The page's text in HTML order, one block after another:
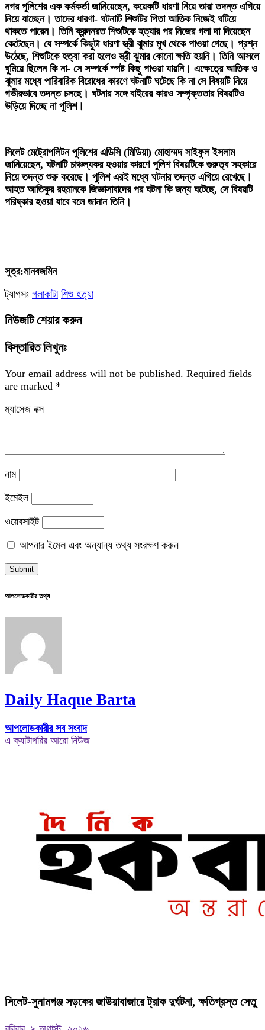
‎নগর পুলিশের এক কর্মকর্তা জানিয়েছেন, কয়েকটি ধারণা নিয়ে তারা তদন্ত এগিয়ে
নিয়ে যাচ্ছেন। তাদের ধারণা- ঘটনাটি শিশুটির পিতা আতিক নিজেই ঘটিয়ে
থাকতে পারেন। তিনি ক্রন্দনরত শিশুটিকে হত্যার পর নিজের গলা দা দিয়েছেন
কেটেছেন। যে সম্পর্কে কিছুটা ধারণা স্ত্রী ঝুমার মুখ থেকে পাওয়া গেছে। প্রশ্ন
উঠেছে, শিশুটিকে হত্যা করা হলেও স্ত্রী ঝুমার কোনো ক্ষতি হয়নি। তিনি আসলে
ঘুমিয়ে ছিলেন কি না- সে সম্পর্কে স্পষ্ট কিছু পাওয়া যায়নি। এক্ষেত্রে আতিক ও
ঝুমার মধ্যে পারিবারিক বিরোধের কারণে ঘটনাটি ঘটেছে কি না সে বিষয়টি নিয়ে
গভীরভাবে তদন্ত চলছে। ঘটনার সঙ্গে বাইরের কারও সম্পৃক্ততার বিষয়টিও
উড়িয়ে দিচ্ছে না পুলিশ।
‎সিলেট মেট্রোপলিটন পুলিশের এডিসি (মিডিয়া) মোহাম্মদ সাইফুল ইসলাম
জানিয়েছেন, ঘটনাটি চাঞ্চল্যকর হওয়ার কারণে পুলিশ বিষয়টিকে গুরুত্ব সহকারে
নিয়ে তদন্ত শুরু করেছে। পুলিশ এরই মধ্যে ঘটনার তদন্ত এগিয়ে রেখেছে।
আহত আতিকুর রহমানকে জিজ্ঞাসাবাদের পর ঘটনা কি জন্য ঘটেছে, সে বিষয়টি
পরিষ্কার হওয়া যাবে বলে জানান তিনি।
‎সুত্র:মানবজমিন
ট্যাগসঃ গলাকাটা শিশু হত্যা
নিউজটি শেয়ার করুন
বিস্তারিত লিখুনঃ
Your email address will not be published. Required fields
are marked *
ম্যাসেজ বক্স
নাম
ইমেইল
ওয়েবসাইট
আপনার ইমেল এবং অন্যান্য তথ্য সংরক্ষণ করুন
আপলোডকারীর তথ্য
Daily Haque Barta
আপলোডকারীর সব সংবাদ
এ ক্যাটাগরির আরো নিউজ
‎সিলেট-সুনামগঞ্জ সড়কের জাউয়াবাজারে ট্রাক দুর্ঘটনা, ক্ষতিগ্রস্ত সেতু